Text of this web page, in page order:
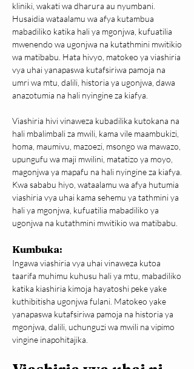
kliniki, wakati wa dharura au nyumbani.
Husaidia wataalamu wa afya kutambua
mabadiliko katika hali ya mgonjwa, kufuatilia
mwenendo wa ugonjwa na kutathmini mwitikio
wa matibabu. Hata hivyo, matokeo ya viashiria
vya uhai yanapaswa kutafsiriwa pamoja na
umri wa mtu, dalili, historia ya ugonjwa, dawa
anazotumia na hali nyingine za kiafya.
Viashiria hivi vinaweza kubadilika kutokana na
hali mbalimbali za mwili, kama vile maambukizi,
homa, maumivu, mazoezi, msongo wa mawazo,
upungufu wa maji mwilini, matatizo ya moyo,
magonjwa ya mapafu na hali nyingine za kiafya.
Kwa sababu hiyo, wataalamu wa afya hutumia
viashiria vya uhai kama sehemu ya tathmini ya
hali ya mgonjwa, kufuatilia mabadiliko ya
ugonjwa na kutathmini mwitikio wa matibabu.
Kumbuka:
Ingawa viashiria vya uhai vinaweza kutoa
taarifa muhimu kuhusu hali ya mtu, mabadiliko
katika kiashiria kimoja hayatoshi peke yake
kuthibitisha ugonjwa fulani. Matokeo yake
yanapaswa kutafsiriwa pamoja na historia ya
mgonjwa, dalili, uchunguzi wa mwili na vipimo
vingine inapohitajika.